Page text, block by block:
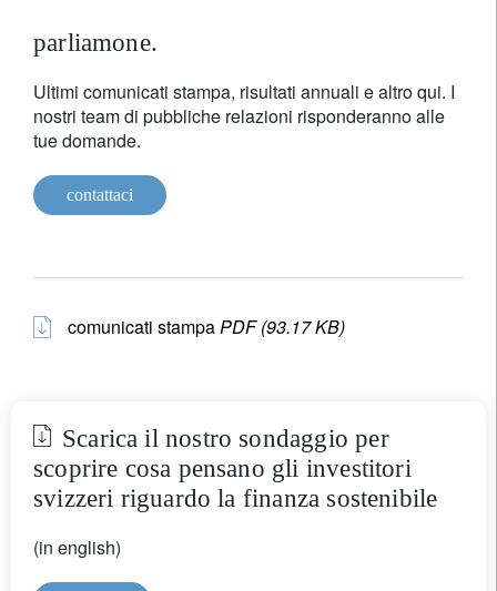
parliamone.
Ultimi comunicati stampa, risultati annuali e altro qui. I
nostri team di pubbliche relazioni risponderanno alle
tue domande.
contattaci
comunicati stampaPDF (93.17 KB)
Scarica il nostro sondaggio per
scoprire cosa pensano gli investitori
svizzeri riguardo la finanza sostenibile
(in english)